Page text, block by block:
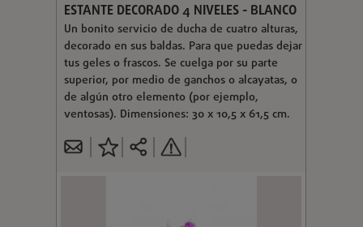
ESTANTE DECORADO 4 NIVELES - BLANCO
Un bonito servicio de ducha de cuatro alturas,
decorado en sus baldas. Para que puedas dejar
tus geles o frascos. Se cuelga por su parte
superior, por medio de ganchos o alcayatas, o
de algún otro elemento (por ejemplo,
ventosas). Dimensiones: 30 x 10,5 x 61,5 cm.